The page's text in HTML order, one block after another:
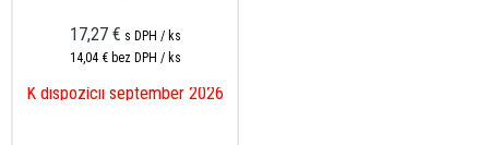
17,27 € s DPH / ks
14,04 € bez DPH / ks
K dispozícii september 2026